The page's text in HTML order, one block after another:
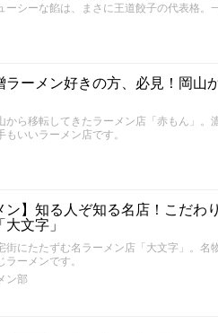
ーシーな餡は、まさに王道餃子の代表格。
ラーメン好きの方、必見！岡山
から移転してきたラーメン店「赤もん」。
もいいラーメン店です。
ン】知る人ぞ知る名店！こだわ
文字」
街にたたずむ名ラーメン店「大文字」。名
ラーメンです。
ン部